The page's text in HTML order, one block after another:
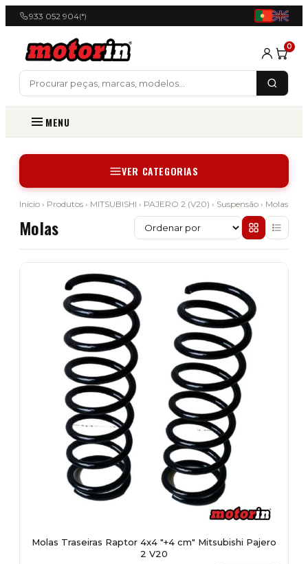
933 052 904(*)
0
MENU
VER CATEGORIAS
Início › Produtos › MITSUBISHI › PAJERO 2 (V20) › Suspensão › Molas
Molas
Molas Traseiras Raptor 4x4 "+4 cm" Mitsubishi Pajero
2 V20